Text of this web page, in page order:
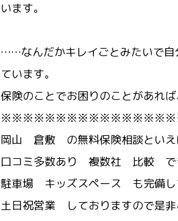
います。
……なんだかキレイごとみたいで自
ています。
保険のことでお困りのことがあれ
岡山 倉敷 の無料保険相談といえ
口コミ多数あり 複数社 比較 で
駐車場 キッズスペース も完備し
土日祝営業 しておりますので是非